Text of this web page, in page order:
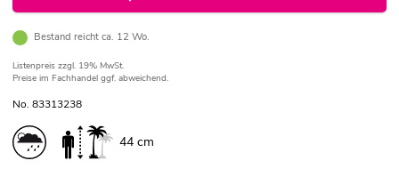
Bestand reicht ca. 12 Wo.
Listenpreis zzgl. 19% MwSt.
Preise im Fachhandel ggf. abweichend.
No. 83313238
44 cm